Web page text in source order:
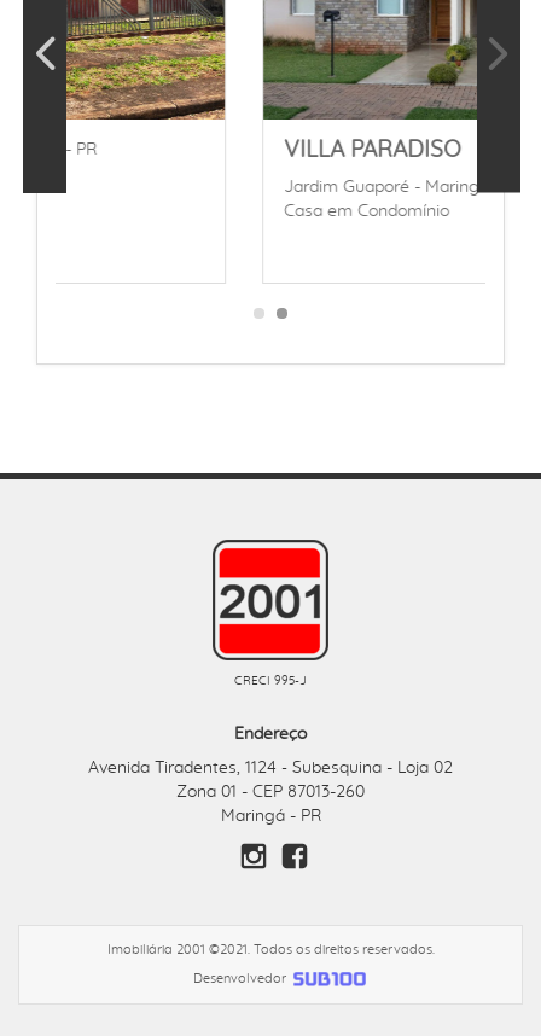
VILLA PARADISO
Jardim Guaporé - Maringá - PR
CRECI 995-J
Endereço
Avenida Tiradentes, 1124 - Subesquina - Loja 02
Zona 01 - CEP 87013-260
Maringá - PR
Imobiliária 2001 ©2021. Todos os direitos reservados.
Desenvolvedor